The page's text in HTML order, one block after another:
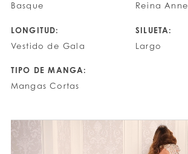
Basque
Reina Anne
LONGITUD:
Vestido de Gala
SILUETA:
Largo
TIPO DE MANGA:
Mangas Cortas
PAUSE AUTOPLAY
PREVIOUS SLIDE
NEXT SLIDE